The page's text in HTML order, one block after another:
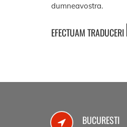
dumneavostra.
EFECTUAM TRADUCERI
BUCURESTI